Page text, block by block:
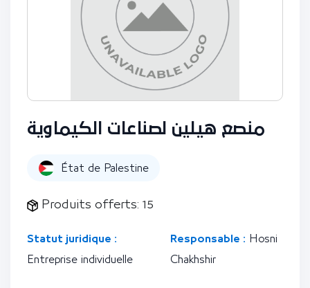
منصع هيلين لصناعات الكيماوية
État de Palestine
Produits offerts: 15
Statut juridique :
Entreprise individuelle
Responsable : Hosni
Chakhshir